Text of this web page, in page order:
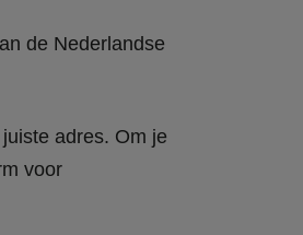
de Nederlandse
adres. Om je
voor